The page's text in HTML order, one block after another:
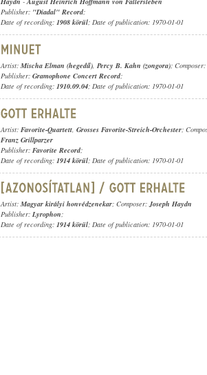
Publisher: "Diadal" Record;
Date of recording: 1908 körül; Date of publication: 1970-01-01
Artist: Mischa Elman (hegedű), Percy B. Kahn (zongora); Composer:
Publisher: Gramophone Concert Record;
Date of recording: 1910.09.04; Date of publication: 1970-01-01
Artist: Favorite-Quartett, Grosses Favorite-Streich-Orchester;
Franz Grillparzer
Publisher: Favorite Record;
Date of recording: 1914 körül; Date of publication: 1970-01-01
Artist: Magyar királyi honvédzenekar; Composer:Joseph Haydn
Publisher: Lyrophon;
Date of recording: 1914 körül; Date of publication: 1970-01-01